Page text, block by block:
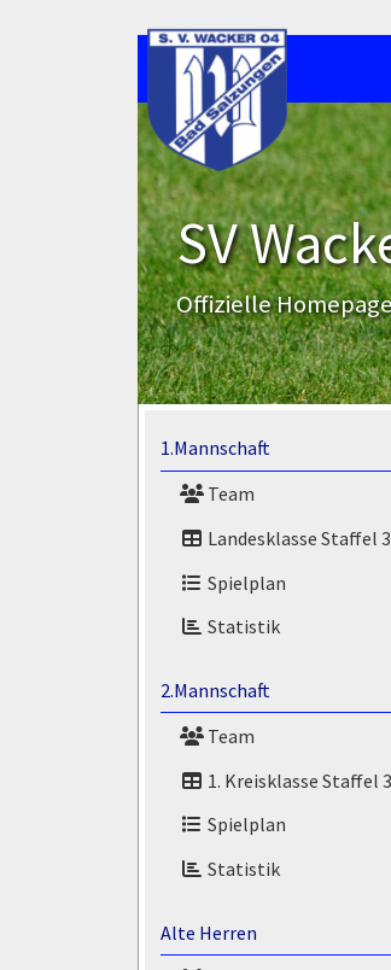
SV
Offizielle
1.Mannschaft
Team
Landesklasse Staffel 3
Spielplan
Statistik
2.Mannschaft
Team
1. Kreisklasse Staffel 3
Spielplan
Statistik
Alte Herren